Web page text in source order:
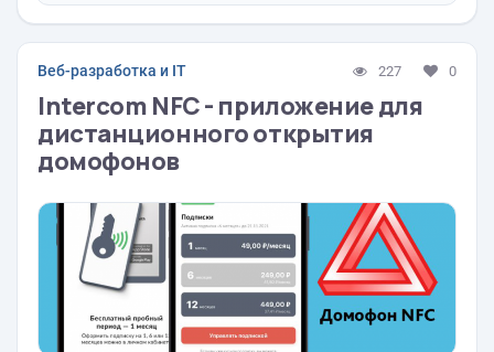
Веб-разработка и IT 227 0
Intercom NFC - приложение для
дистанционного открытия
домофонов